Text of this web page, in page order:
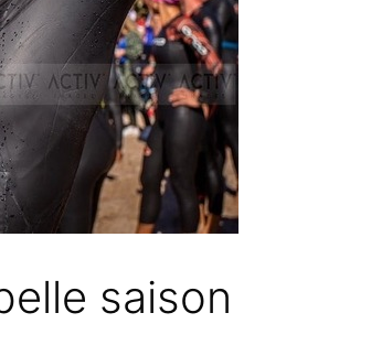
saison